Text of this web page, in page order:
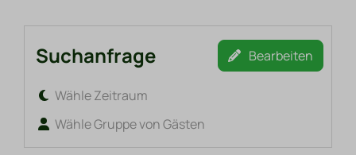
Suchanfrage Bearbeiten
Wähle Zeitraum
Wähle Gruppe von Gästen